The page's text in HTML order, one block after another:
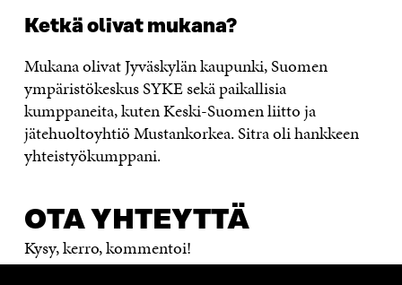
Ketkä olivat mukana?
Mukana olivat Jyväskylän kaupunki, Suomen
ympäristökeskus SYKE sekä paikallisia
kumppaneita, kuten Keski-Suomen liitto ja
jätehuoltoyhtiö Mustankorkea. Sitra oli hankkeen
yhteistyökumppani.
OTA YHTEYTTÄ
Kysy, kerro, kommentoi!